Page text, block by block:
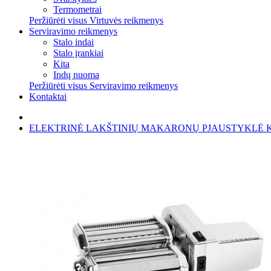
Termometrai
Peržiūrėti visus Virtuvės reikmenys
Serviravimo reikmenys
Stalo indai
Stalo įrankiai
Kita
Indų nuoma
Peržiūrėti visus Serviravimo reikmenys
Kontaktai
ELEKTRINĖ LAKŠTINIŲ MAKARONŲ PJAUSTYKLĖ